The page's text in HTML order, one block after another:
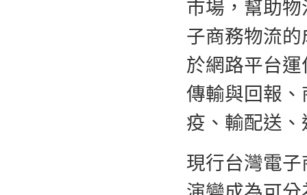
市場，幫助
子商務物流
於網路平台
傳輸與回報
疫、輸配送
現行台灣電